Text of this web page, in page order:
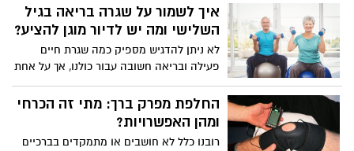
נחשבת לשפה רשמית בכ-21 מדינות ברחבי
העולם, כולל מדינות בדרום אמריקה, מרכז
אמריקה וספרד עצמה. בעשור האחרון,
הלימוד של השפה הספרדית צבר תאוצה
בקרב אנשים מכל העולם, ובמיוחד בקרב
ישראלים שמחפשים להרחיב את אופקיהם
הלשוניים והתרבותיים.
איך לשמור על שגרה בריאה בגיל
השלישי ומה יש לדיור מוגן להציע?
לא ניתן להדגיש מספיק כמה שגרת חיים
פעילה ובריאה חשובה עבור כולנו, אך על אחת
כמה וכמה לבני הגיל השלישי. אז כיצד
מבססים אורח חיים בריא בגילאים הללו?
החלפת מפרק ברך: מתי זה הכרחי
ומהן האפשרויות?
רובנו כלל לא חושבים או מתמקדים בברכיים